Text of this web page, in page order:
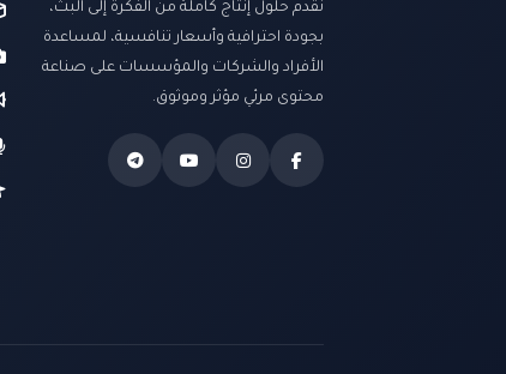
نقدم حلول إنتاج كاملة من الفكرة إلى البث،
بجودة احترافية وأسعار تنافسية، لمساعدة
الأفراد والشركات والمؤسسات على صناعة
محتوى مرئي مؤثر وموثوق.